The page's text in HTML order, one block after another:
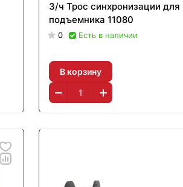
З/ч Трос синхронизации для
подъемника 11080
0 Есть в наличии
В корзину